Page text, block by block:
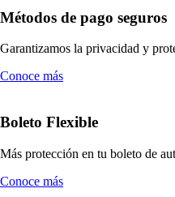
Métodos de pago seguros
Garantizamos la privacidad y
Conoce más
Boleto Flexible
Más protección en tu boleto de
Conoce más